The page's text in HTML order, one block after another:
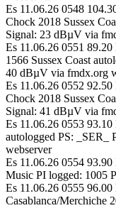
Es 11.06.26 0548
Chock 2018 Sussex
Signal: 23 dBµV via
Es 11.06.26 0551
1566 Sussex Coast
40 dBµV via fmdx.org
Es 11.06.26 0552
Chock 2018 Sussex
Signal: 41 dBµV via
Es 11.06.26 0553
autologged PS:
webserver
Es 11.06.26 0554
Music PI logged: 1005
Es 11.06.26 0555
Casablanca/Merchiche